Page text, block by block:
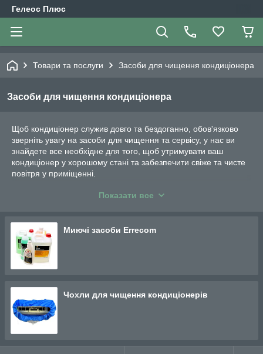
Гелеос Плюс
Товари та послуги Засоби для чищення кондиціонера
Засоби для чищення кондиціонера
Щоб кондиціонер служив довго та бездоганно, обов'язково
зверніть увагу на засоби для чищення та сервісу, у нас ви
знайдете все необхідне для того, щоб утримувати ваш
кондиціонер у хорошому стані та забезпечити свіже та чисте
повітря у приміщенні.
кондиціонування є Італійська компанія Errecom. Виробник
Їх продукція забезпечує ефективне очищення та
дезінфекцію, видаляє грибок, а також запобігає утворенню
корозії з середини кондиціонера.
Засоби для чищення бувають різні за складом лужногі та
кислотні, і різні за концентрацію. Залежно від цього їх
зовнішніх блоків, та універсальні. Що дозволяє підібрати
засоби під потреб кожного клієнта, умов використання, та
забезпечити максимальну ефективність робіт.
Показати все
Миючі засоби Errecom
Чохли для чищення кондиціонерів